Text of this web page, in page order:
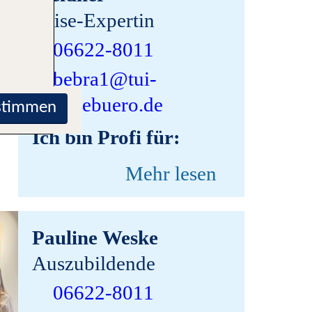
Reise-Expertin
06622-8011
bebra1@tui-
reisebuero.de
Ich bin Profi für:
Mehr lesen
Pauline Weske
Auszubildende
06622-8011